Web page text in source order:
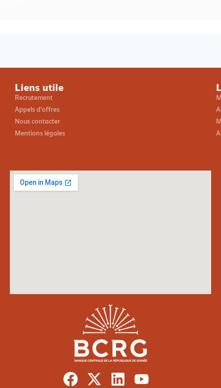
Liens utile
Recrutement
Appels d'offres
Nous contacter
Mentions légales